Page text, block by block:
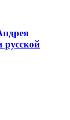
русской